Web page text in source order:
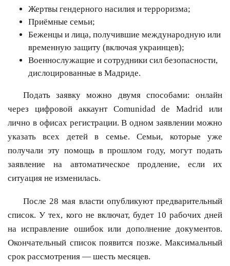
Жертвы гендерного насилия и терроризма;
Приёмные семьи;
Беженцы и лица, получившие международную или
временную защиту (включая украинцев);
Военнослужащие и сотрудники сил безопасности,
дислоцированные в Мадриде.
Подать заявку можно двумя способами: онлайн
через цифровой аккаунт Comunidad de Madrid или
лично в офисах регистрации. В одном заявлении можно
указать всех детей в семье. Семьи, которые уже
получали эту помощь в прошлом году, могут подать
заявление на автоматическое продление, если их
ситуация не изменилась.
После 28 мая власти опубликуют предварительный
список. У тех, кого не включат, будет 10 рабочих дней
на исправление ошибок или дополнение документов.
Окончательный список появится позже. Максимальный
срок рассмотрения — шесть месяцев.